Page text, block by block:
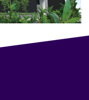
色調・植栽等に変更が生じる